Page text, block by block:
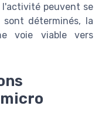
l'activité peuvent se
sont déterminés, la
voie viable vers